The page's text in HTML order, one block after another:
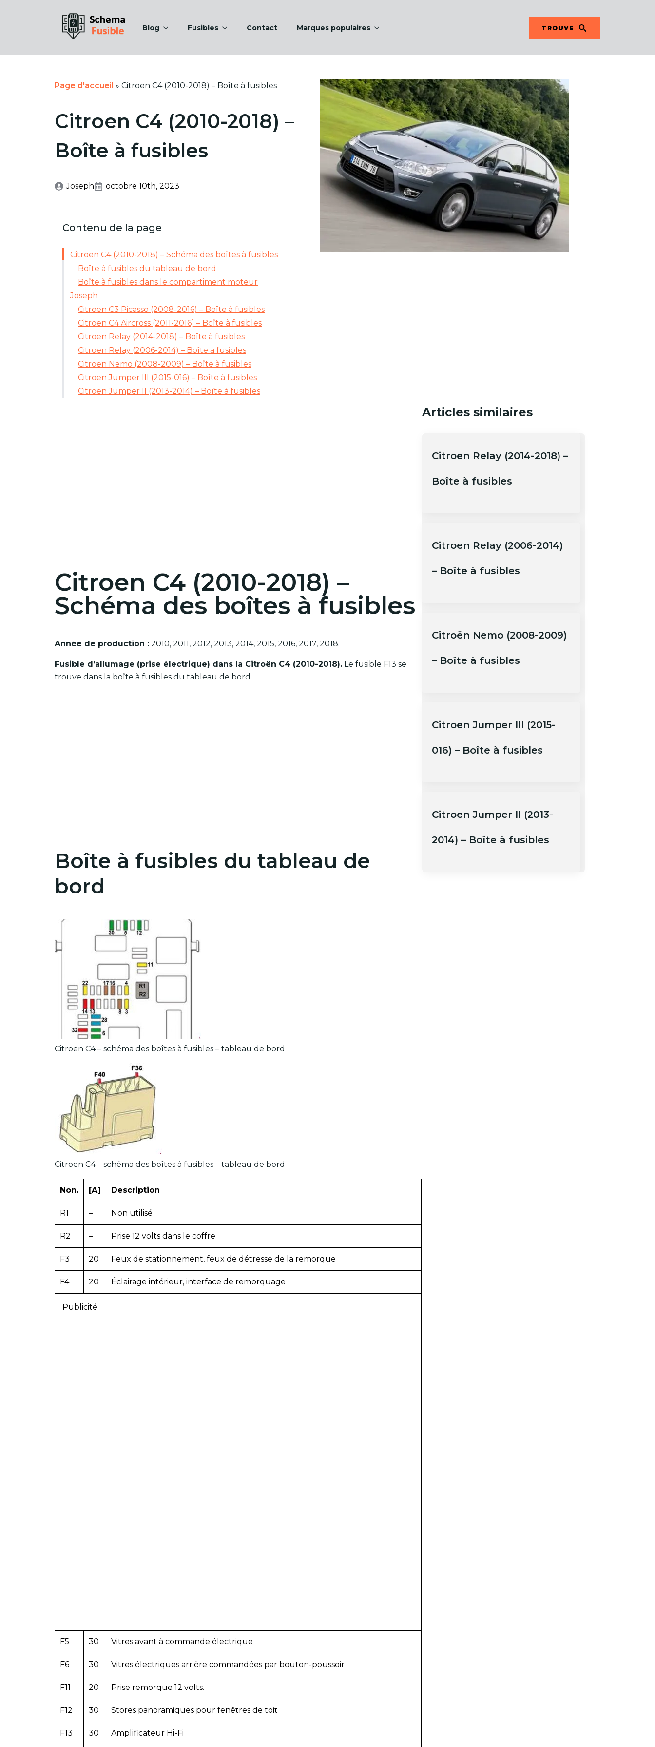
Blog Fusibles Contact Marques populaires TROUVE
Page d'accueil » Citroen C4 (2010-2018) – Boîte à fusibles
Citroen C4 (2010-2018) –
Boîte à fusibles
Joseph octobre 10th, 2023
Contenu de la page
Citroen C4 (2010-2018) – Schéma des boîtes à fusibles
Boîte à fusibles du tableau de bord
Boîte à fusibles dans le compartiment moteur
Joseph
Citroen C3 Picasso (2008-2016) – Boîte à fusibles
Citroen C4 Aircross (2011-2016) – Boîte à fusibles
Citroen Relay (2014-2018) – Boîte à fusibles
Citroen Relay (2006-2014) – Boîte à fusibles
Citroën Nemo (2008-2009) – Boîte à fusibles
Citroen Jumper III (2015-016) – Boîte à fusibles
Citroen Jumper II (2013-2014) – Boîte à fusibles
Citroen C4 (2010-2018) –
Schéma des boîtes à fusibles
Année de production : 2010, 2011, 2012, 2013, 2014, 2015, 2016, 2017, 2018.
Fusible d’allumage (prise électrique) dans la Citroën C4 (2010-2018). Le fusible F13 se
trouve dans la boîte à fusibles du tableau de bord.
Boîte à fusibles du tableau de
bord
Citroen C4 – schéma des boîtes à fusibles – tableau de bord
Citroen C4 – schéma des boîtes à fusibles – tableau de bord
Non. [A] Description
R1 – Non utilisé
R2 – Prise 12 volts dans le coffre
F3 20 Feux de stationnement, feux de détresse de la remorque
F4 20 Éclairage intérieur, interface de remorquage
Publicité
F5 30 Vitres avant à commande électrique
F6 30 Vitres électriques arrière commandées par bouton-poussoir
F11 20 Prise remorque 12 volts.
F12 30 Stores panoramiques pour fenêtres de toit
F13 30 Amplificateur Hi-Fi
Articles similaires
Citroen Relay (2014-2018) –
Boîte à fusibles
Citroen Relay (2006-2014)
– Boîte à fusibles
Citroën Nemo (2008-2009)
– Boîte à fusibles
Citroen Jumper III (2015-
016) – Boîte à fusibles
Citroen Jumper II (2013-
2014) – Boîte à fusibles